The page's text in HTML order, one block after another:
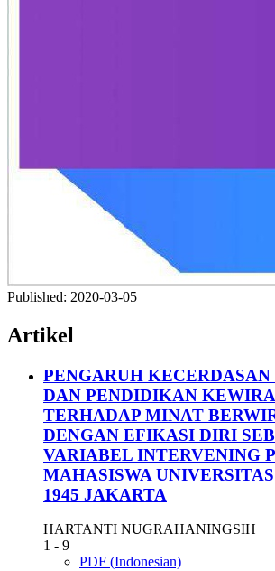
Published: 2020-03-05
Artikel
PENGARUH
DAN PENDIDIKAN
TERHADAP MINAT
DENGAN EFIKASI DIRI
VARIABEL INTERVENING
MAHASISWA
1945 JAKARTA
HARTANTI NUGRAHANINGSIH
1 - 9
PDF (Indonesian)